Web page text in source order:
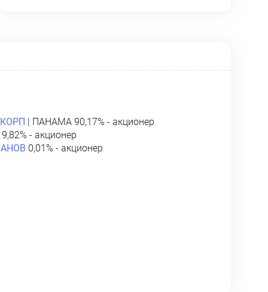
| ПАНАМА 90,17% - акционер
9,82% - акционер
0,01% - акционер